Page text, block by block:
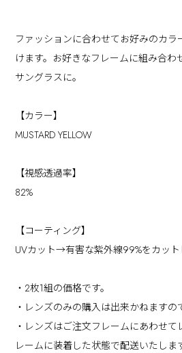
ファッションに合わせてお好みのカラ
けます。お好きなフレームに組み合わ
サングラスに。
【カラー】
MUSTARD YELLOW
【視感透過率】
82%
【コーティング】
UVカット→有害な紫外線99%をカット
・2枚1組の価格です。
・レンズのみの購入は出来かねますの
・レンズはご注文フレームにあわせ
レームに装着した状態で配送いたしま